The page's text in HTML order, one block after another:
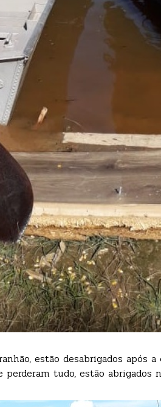
estão desabrigados após
tudo, estão abrigados